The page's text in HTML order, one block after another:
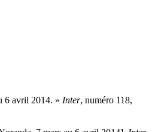
6 avril 2014. » Inter, numéro 118,